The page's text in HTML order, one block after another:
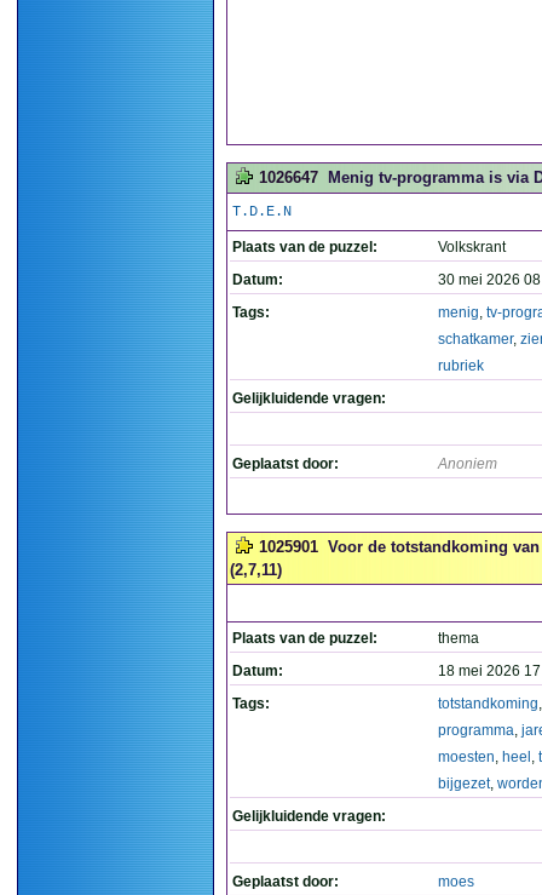
1026647 Menig tv-programma is via
T.D.E.N
Plaats van de puzzel:
Volkskrant
Datum:
30 mei 2026
Tags:
menig, tv-
schatkamer,
rubriek
Gelijkluidende vragen:
Geplaatst door: Anoniem
1025901 Voor de totstandkoming
(2,7,11)
Plaats van de puzzel:
thema
Datum:
18 mei 2026
Tags:
totstandkoming,
programma,
moesten, heel ,
bijgezet,
Gelijkluidende vragen:
Geplaatst door: moes